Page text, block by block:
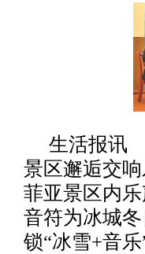
生活报讯
景区邂逅交
菲亚景区内
音符为冰城
锁“冰雪+音乐